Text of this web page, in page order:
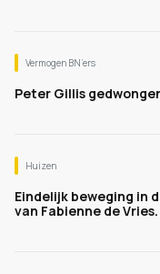
Vermogen BN’ers
Peter Gillis
Huizen
Eindelijk beweging in
van Fabienne de